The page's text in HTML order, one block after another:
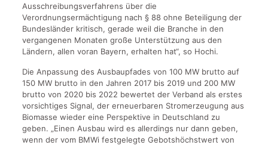
Ausschreibungsverfahrens über die
Verordnungsermächtigung nach § 88 ohne Beteiligung der
Bundesländer kritisch, gerade weil die Branche in den
vergangenen Monaten große Unterstützung aus den
Ländern, allen voran Bayern, erhalten hat“, so Hochi.
Die Anpassung des Ausbaupfades von 100 MW brutto auf
150 MW brutto in den Jahren 2017 bis 2019 und 200 MW
brutto von 2020 bis 2022 bewertet der Verband als erstes
vorsichtiges Signal, der erneuerbaren Stromerzeugung aus
Biomasse wieder eine Perspektive in Deutschland zu
geben. „Einen Ausbau wird es allerdings nur dann geben,
wenn der vom BMWi festgelegte Gebotshöchstwert von